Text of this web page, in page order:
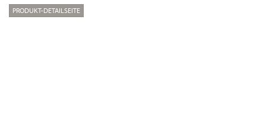
PRODUKT-DETAILSEITE